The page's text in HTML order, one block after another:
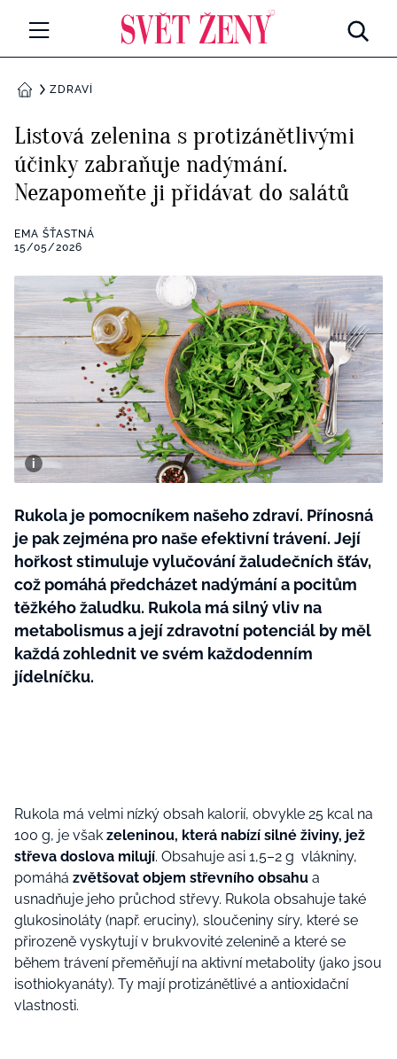
Všechny kategorie
Rozhovory
RETROHUBKY
Všechny kategorie
Seberozvoj
Všechny kategorie
Životní styl
ZÁBAVA
Všechny kategorie
Testy a kvízy
BYDLENÍ
Všechny kategorie
Tvoření
Rady a tipy
BurdaMedia
Extra
SVĚT ŽENY - 599 KČ
ROČNÍ PŘEDPLATNÉ SVĚT ŽENY +
DOMŮZDRAVÍ
Listová zelenina s protizánětlivými
účinky zabraňuje nadýmání.
Nezapomeňte ji přidávat do salátů
EMA ŠŤASTNÁ
15/05/2026
Rukola je pomocníkem našeho zdraví. Přínosná
je pak zejména pro naše efektivní trávení. Její
hořkost stimuluje vylučování žaludečních šťáv,
což pomáhá předcházet nadýmání a pocitům
těžkého žaludku. Rukola má silný vliv na
metabolismus a její zdravotní potenciál by měl
každá zohlednit ve svém každodenním
jídelníčku.
Rukola má velmi nízký obsah kalorií, obvykle 25 kcal na
100 g, je však zeleninou, která nabízí silné živiny, jež
střeva doslova milují. Obsahuje asi 1,5–2 g vlákniny,
pomáhá zvětšovat objem střevního obsahu a
usnadňuje jeho průchod střevy. Rukola obsahuje také
glukosinoláty (např. eruciny), sloučeniny síry, které se
přirozeně vyskytují v brukvovité zelenině a které se
během trávení přeměňují na aktivní metabolity (jako jsou
isothiokyanáty). Ty mají protizánětlivé a antioxidační
vlastnosti.